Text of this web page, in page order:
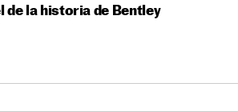
de la historia de Bentley